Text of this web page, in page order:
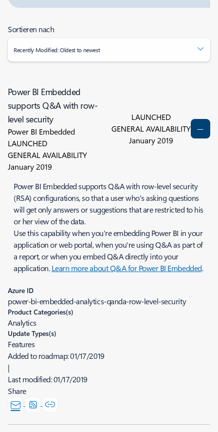
Sortieren nach
Recently Modified: Oldest to newest
Power BI Embedded
supports Q&A with row-
level security
Power BI Embedded
LAUNCHED
GENERAL AVAILABILITY
January 2019
LAUNCHED
GENERAL AVAILABILITY
January 2019
Power BI Embedded supports Q&A with row-level security
(RSA) configurations, so that a user who's asking questions
will get only answers or suggestions that are restricted to his
or her view of the data.
Use this capability when you're embedding Power BI in your
application or web portal, when you're using Q&A as part of
a report, or when you embed Q&A directly into your
application.Learn more about Q&A for Power BI Embedded.
Azure ID
power-bi-embedded-analytics-qanda-row-level-security
Product Categories(s)
Analytics
Update Types(s)
Features
Added to roadmap:01/17/2019
|
Last modified:01/17/2019
Share